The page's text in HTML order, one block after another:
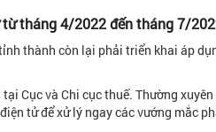
từ tháng 4/2022 đến tháng 7/
thành còn lại phải triển khai áp
Cục và Chi cục thuế. Thường
tử để xử lý ngay các vướng mắc